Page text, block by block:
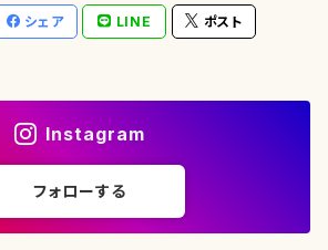
シェア LINE ポスト
Instagram
フォローする